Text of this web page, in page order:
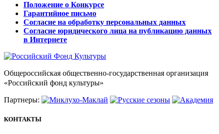
Положение о Конкурсе
Гарантийное письмо
Согласие на обработку персональных данных
Согласие юридического лица на публикацию данных
в Интернете
Общероссийская общественно-государственная организация
«Российский фонд культуры»
Партнеры:
КОНТАКТЫ